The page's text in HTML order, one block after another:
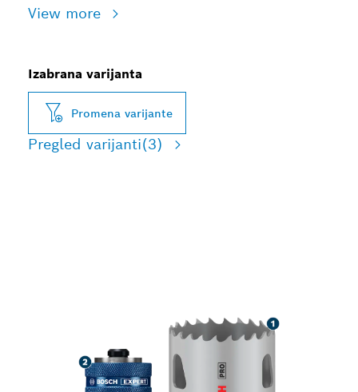
View more
Izabrana varijanta
Promena varijante
Pregled varijanti(3)